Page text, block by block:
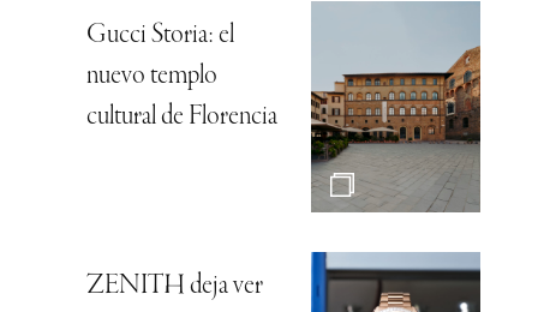
Gucci Storia: el
nuevo templo
cultural de Florencia
ZENITH deja ver